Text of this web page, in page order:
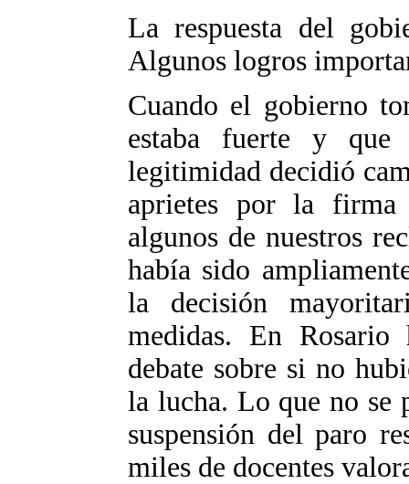
La respuesta del
Algunos logros
Cuando el gobierno
estaba fuerte y que
legitimidad decidió
aprietes por la firma
algunos de nuestros
había sido
la decisión
medidas. En
debate sobre si no
la lucha. Lo que no se
suspensión del paro
miles de docentes